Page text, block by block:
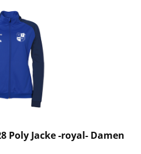
Poly Jacke -royal- Damen